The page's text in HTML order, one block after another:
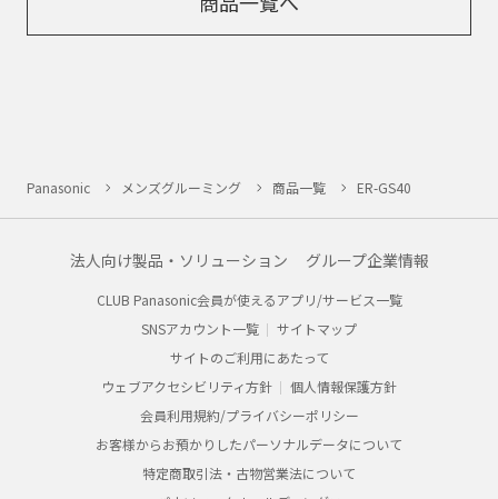
Panasonic メンズグルーミング 商品一覧 ER-GS40
法人向け製品・ソリューション グループ企業情報
CLUB Panasonic会員が使えるアプリ/サービス一覧
SNSアカウント一覧
サイトマップ
サイトのご利用にあたって
ウェブアクセシビリティ方針
個人情報保護方針
会員利用規約/プライバシーポリシー
お客様からお預かりしたパーソナルデータについて
特定商取引法・古物営業法について